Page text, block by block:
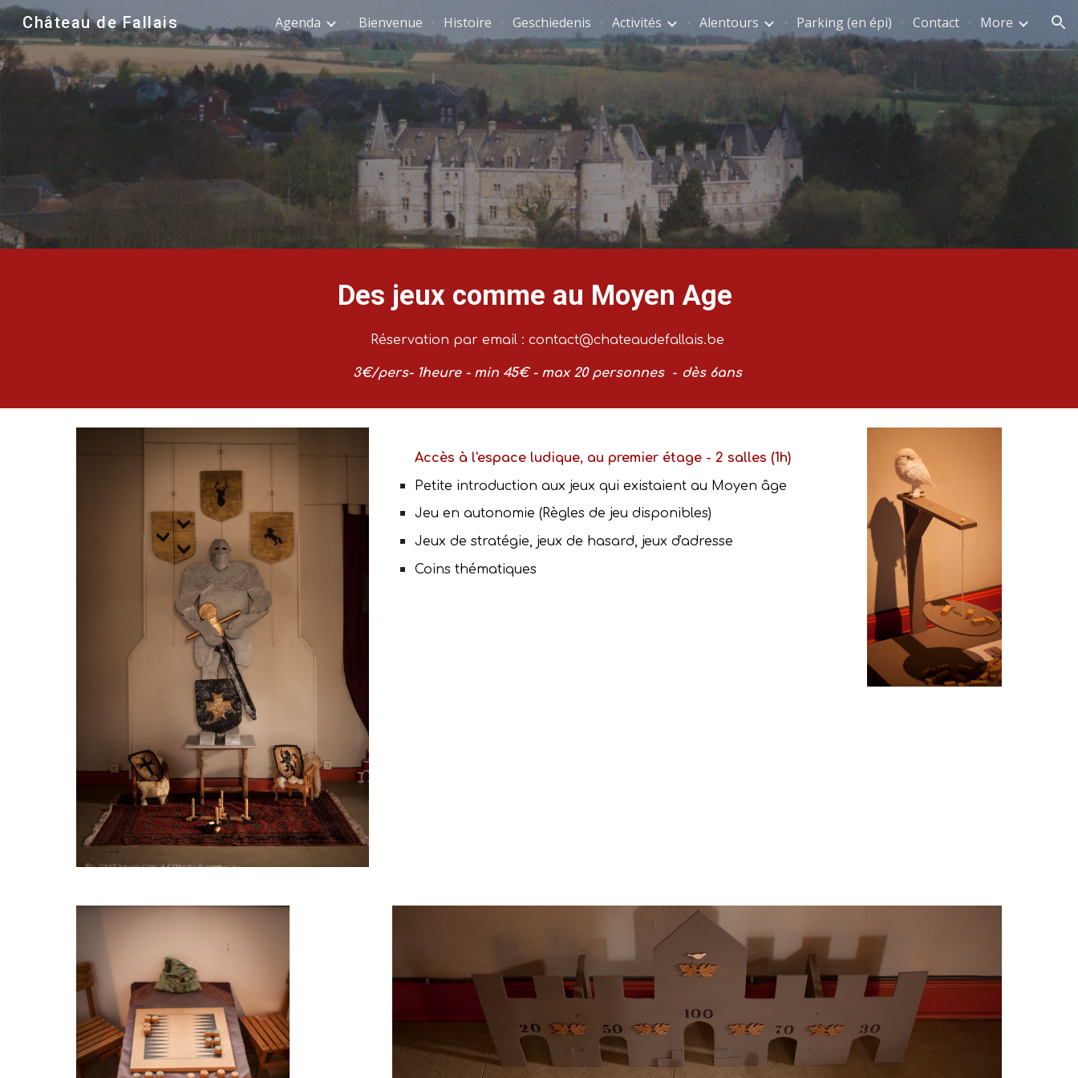
Skip to main content Skip to navigation
Château de Fallais Agenda Bienvenue Histoire Geschiedenis Activités Alentours Parking (en épi) Contact More
Des jeux comme au Moyen Age
Réservation par email : contact@chateaudefallais.be
3€/pers- 1heure - min 45€ - max 20personnes - dès 6ans
Accès à l'espace ludique, au premier étage - 2 salles (1h)
Petite introduction aux jeux qui existaient au Moyen âge
Jeu en autonomie (Règles de jeu disponibles)
Jeux de stratégie, jeux de hasard, jeux d'adresse
Coins thématiques